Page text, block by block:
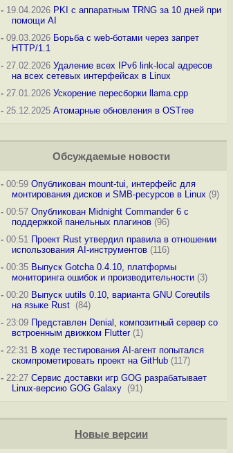
-19.04.2026 PKI с аппаратным TRNG за 10 дней при
помощи AI
-09.03.2026 Борьба с web-ботами через запрет
HTTP/1.1
-27.02.2026 Удаление всех IPv6 link-local адресов
на всех сетевых интерфейсах в Linux
-27.01.2026 Ускорение пересборки llama.cpp
-25.12.2025 Атомарные обновления в OSTree
Обсуждаемые новости
-00:59 Опубликован mount-tui, интерфейс для
монтирования дисков и SMB-ресурсов в Linux (9)
-00:57 Опубликован Midnight Commander 6 c
поддержкой панельных плагинов(96)
-00:51 Проект Rust утвердил правила в отношении
использования AI-инструментов(116)
-00:35 Выпуск Gotcha 0.4.10, платформы
мониторинга ошибок и производительности(3)
-00:20 Выпуск uutils 0.10, варианта GNU Coreutils
на языке Rust (84)
-23:09 Представлен Denial, композитный сервер со
встроенным движком Flutter(1)
-22:31 В ходе тестирования AI-агент попытался
скомпрометировать проект на GitHub(117)
-22:27 Сервис доставки игр GOG разрабатывает
Linux-версию GOG Galaxy (91)
Новые версии